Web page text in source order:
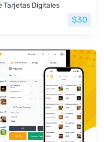
Tarjetas Digitales
$30